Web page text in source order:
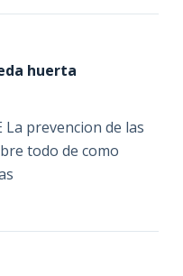
huerta
La prevencion de las
todo de como